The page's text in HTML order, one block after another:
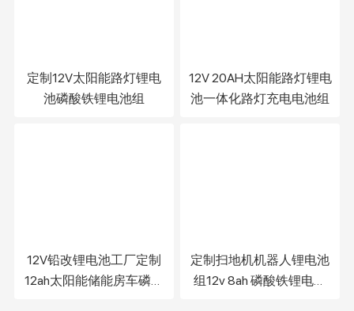
定制12V太阳能路灯锂电
池磷酸铁锂电池组
12V 20AH太阳能路灯锂电
池一体化路灯充电电池组
12V铅改锂电池工厂定制
12ah太阳能储能房车磷酸
定制扫地机机器人锂电池
组12v 8ah 磷酸铁锂电池